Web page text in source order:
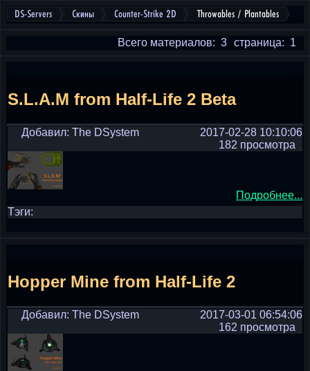
DS-Servers Скины Counter-Strike 2D Throwables / Plantables
страница: 1
Всего материалов: 3
S.L.A.M from Half-Life 2 Beta
Добавил: The DSystem
2017-02-28 10:10:06
182 просмотра
Подробнее...
Тэги:
Hopper Mine from Half-Life 2
Добавил: The DSystem
2017-03-01 06:54:06
162 просмотра